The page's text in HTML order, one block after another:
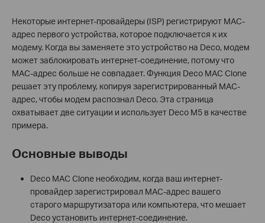
Некоторые интернет-провайдеры (ISP) регистрируют MAC-
адрес первого устройства, которое подключается к их
модему. Когда вы заменяете это устройство на Deco, модем
может заблокировать интернет-соединение, потому что
MAC-адрес больше не совпадает. Функция Deco MAC Clone
решает эту проблему, копируя зарегистрированный MAC-
адрес, чтобы модем распознал Deco. Эта страница
охватывает две ситуации и использует Deco M5 в качестве
примера.
Основные выводы
Deco MAC Clone необходим, когда ваш интернет-
провайдер зарегистрировал MAC-адрес вашего
старого маршрутизатора или компьютера, что мешает
Deco установить интернет-соединение.